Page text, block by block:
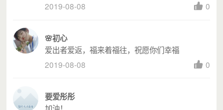
2019-08-08
0
🌸初心
爱出者爱返，福来着福往，祝愿你们幸福
2019-08-08
0
要爱彤彤